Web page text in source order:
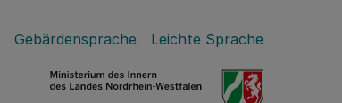
Gebärdensprache Leichte Sprache